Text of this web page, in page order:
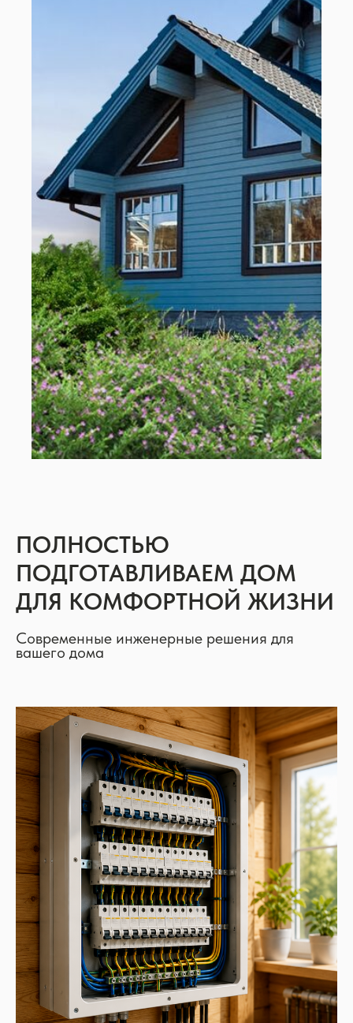
ПОЛНОСТЬЮ
ПОДГОТАВЛИВАЕМ ДОМ
ДЛЯ КОМФОРТНОЙ ЖИЗНИ
Современные инженерные решения для
вашего дома